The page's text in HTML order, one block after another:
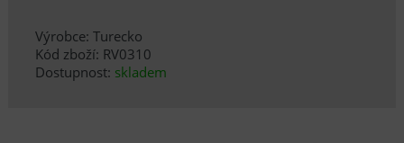
Výrobce: Turecko
Kód zboží: RV0310
Dostupnost: skladem